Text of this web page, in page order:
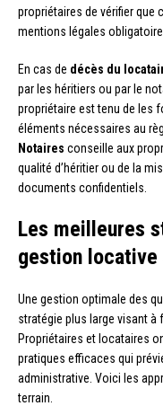
propriétaires de vérifier
mentions légales
En cas de décès du
par les héritiers ou par le
propriétaire est tenu de les
éléments nécessaires au
Notaires conseille aux
qualité d’héritier ou de la
documents confidentiels.
Les meilleures
gestion locative
Une gestion optimale des
stratégie plus large visant à
Propriétaires et locataires
pratiques efficaces qui
administrative. Voici les
terrain.